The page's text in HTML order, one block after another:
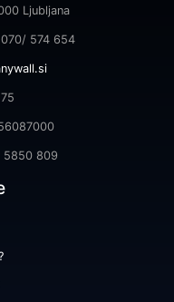
Ljubljana
574 654
5850 809